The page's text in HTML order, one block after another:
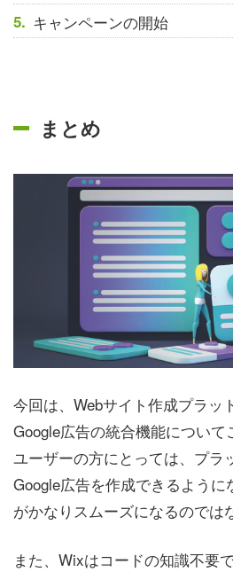
キャンペーンの開始
まとめ
今回は、Webサイト作成プラッ
Google広告の統合機能につい
ユーザーの方にとっては、プラ
Google広告を作成できるよう
がかなりスムーズになるのでは
また、Wixはコードの知識不要